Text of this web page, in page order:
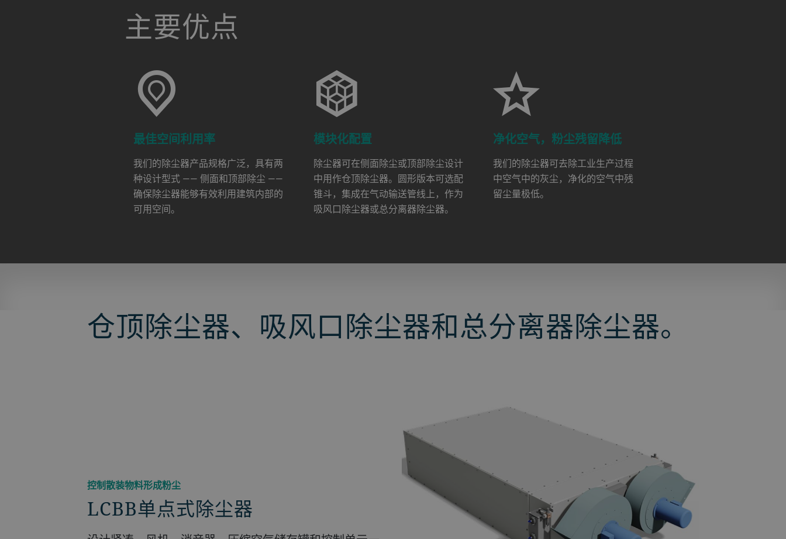
主要优点
最佳空间利用率
我们的除尘器产品规格广泛，具有两
种设计型式 —— 侧面和顶部除尘 ——
确保除尘器能够有效利用建筑内部的
可用空间。
模块化配置
除尘器可在侧面除尘或顶部除尘设计
中用作仓顶除尘器。圆形版本可选配
锥斗，集成在气动输送管线上，作为
吸风口除尘器或总分离器除尘器。
净化空气，粉尘残留降低
我们的除尘器可去除工业生产过程
中空气中的灰尘，净化的空气中残
留尘量极低。
仓顶除尘器、吸风口除尘器和总分离器除尘器。
控制散装物料形成粉尘
LCBB单点式除尘器